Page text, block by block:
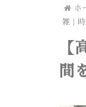
ホ
雑｜
【
間